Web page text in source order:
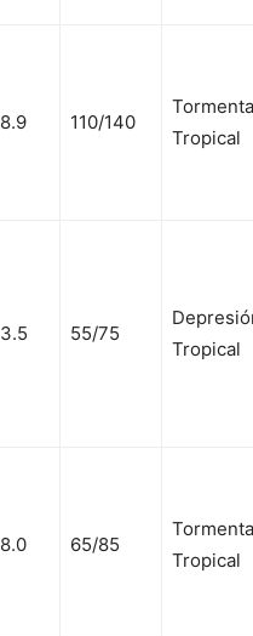
110/140
Tormenta
Tropical
55/75
Tropical
65/85
Tormenta
Tropical